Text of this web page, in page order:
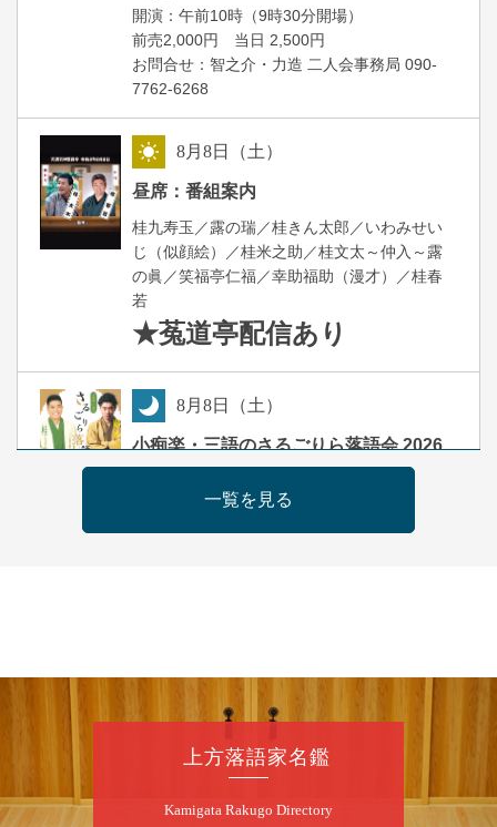
開演：午前10時（9時30分開場）
前売2,000円 当日 2,500円
お問合せ：智之介・力造 二人会事務局 090-
7762-6268
8月8日（土）
昼席：番組案内
桂九寿玉／露の瑞／桂きん太郎／いわみせい
じ（似顔絵）／桂米之助／桂文太～仲入～露
の眞／笑福亭仁福／幸助福助（漫才）／桂春
若
★菟道亭配信あり
8月8日（土）
小痴楽・三語のさるごりら落語会 2026
開演：午後6時（5時30分開場）全席指定
前売3,500円 当日4,000円
第98回 桂慶枝の早起き寄席～親子の噺
スペシャル～
僧」／桂三実「ワンワン」／桂慶枝「せんた
開演：午前10時（9時30分開場）1F全席指
一覧を見る
上方落語家名鑑
Kamigata Rakugo Directory